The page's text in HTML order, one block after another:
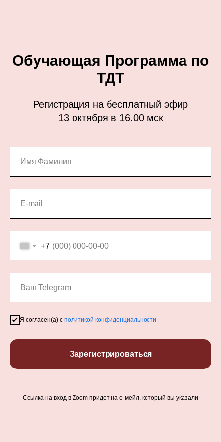
Обучающая Программа по
ТДТ
Регистрация на бесплатный эфир
13 октября в 16.00 мск
+7
Я согласен(а) с политикой конфиденциальности
Зарегистрироваться
Ссылка на вход в Zoom придет на е-мейл, который вы указали